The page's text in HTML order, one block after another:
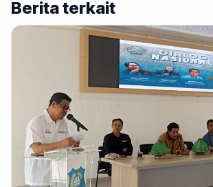
Berita terkait